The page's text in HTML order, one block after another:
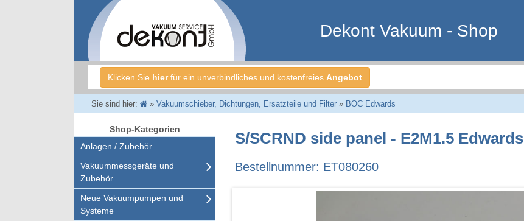
Dekont Vakuum - Shop
Klicken Sie hierfür ein unverbindliches und kostenfreies Angebot
Sie sind hier: » Vakuumschieber, Dichtungen, Ersatzteile und Filter» BOC Edwards
Shop-Kategorien
Anlagen / Zubehör
Vakuummessgeräte und
Zubehör
Neue Vakuumpumpen und
Systeme
S/SCRND side panel - E2M1.5
Bestellnummer: ET080260